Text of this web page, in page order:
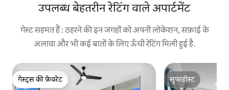
उपलब्ध बेहतरीन रेटिंग वाले अपार्टमेंट
गेस्ट सहमत हैं : ठहरने की इन जगहों को अपनी लोकेशन, सफ़ाई के
अलावा और भी कई बातों के लिए ऊँची रेटिंग मिली हुई है.
गेस्ट्स की फ़ेवरेट
गेस्ट्स की फ़ेवरेट
सुपरहोस्ट
सुपरहोस्ट